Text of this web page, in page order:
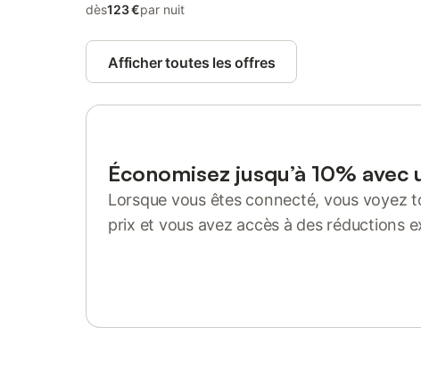
dès123 €par nuit
Afficher toutes les offres
Économisez jusqu’à 10%
Lorsque vous êtes connecté, vous voyez
prix et vous avez accès à des réductions